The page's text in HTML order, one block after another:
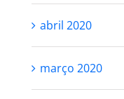
abril 2020
março 2020